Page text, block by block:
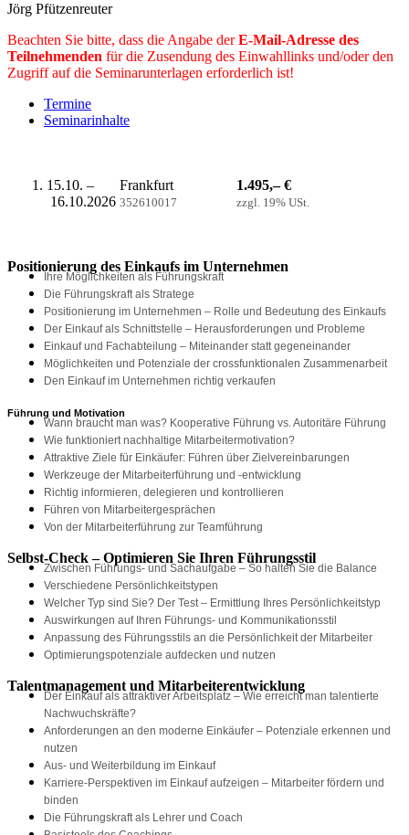
Jörg Pfützenreuter
Beachten Sie bitte, dass die Angabe derE-Mail-Adresse des
Teilnehmenden für die Zusendung des Einwahllinks und/oder den
Zugriff auf die Seminarunterlagen erforderlich ist!
Termine
Seminarinhalte
15.10. –
16.10.2026
Frankfurt
352610017
1.495,– €
zzgl. 19% USt.
Positionierung des Einkaufs im Unternehmen
Ihre Möglichkeiten als Führungskraft
Die Führungskraft als Stratege
Positionierung im Unternehmen – Rolle und Bedeutung des Einkaufs
Der Einkauf als Schnittstelle – Herausforderungen und Probleme
Einkauf und Fachabteilung – Miteinander statt gegeneinander
Möglichkeiten und Potenziale der crossfunktionalen Zusammenarbeit
Den Einkauf im Unternehmen richtig verkaufen
Führung und Motivation
Wann braucht man was? Kooperative Führung vs. Autoritäre Führung
Wie funktioniert nachhaltige Mitarbeitermotivation?
Attraktive Ziele für Einkäufer: Führen über Zielvereinbarungen
Werkzeuge der Mitarbeiterführung und -entwicklung
Richtig informieren, delegieren und kontrollieren
Führen von Mitarbeitergesprächen
Von der Mitarbeiterführung zur Teamführung
Selbst-Check – Optimieren Sie Ihren Führungsstil
Zwischen Führungs- und Sachaufgabe – So halten Sie die Balance
Verschiedene Persönlichkeitstypen
Welcher Typ sind Sie? Der Test – Ermittlung Ihres Persönlichkeitstyp
Auswirkungen auf Ihren Führungs- und Kommunikationsstil
Anpassung des Führungsstils an die Persönlichkeit der Mitarbeiter
Optimierungspotenziale aufdecken und nutzen
Talentmanagement und Mitarbeiterentwicklung
Der Einkauf als attraktiver Arbeitsplatz – Wie erreicht man talentierte
Nachwuchskräfte?
Anforderungen an den moderne Einkäufer – Potenziale erkennen und
nutzen
Aus- und Weiterbildung im Einkauf
Karriere-Perspektiven im Einkauf aufzeigen – Mitarbeiter fördern und
binden
Die Führungskraft als Lehrer und Coach